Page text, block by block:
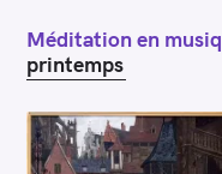
Méditation en
printemps